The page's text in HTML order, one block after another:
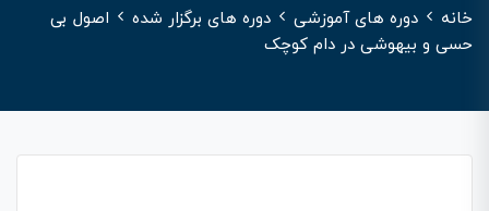
خانه دوره های آموزشی دوره های برگزار شده
اصول بی
حسی و بیهوشی در دام کوچک